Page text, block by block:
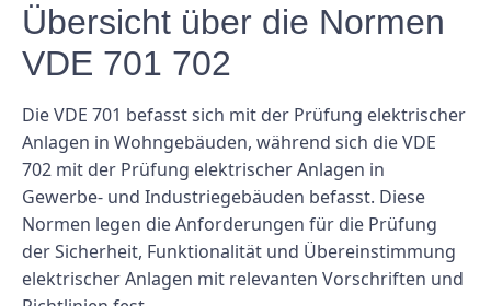
Übersicht über die Normen
VDE 701 702
Die VDE 701 befasst sich mit der Prüfung elektrischer
Anlagen in Wohngebäuden, während sich die VDE
702 mit der Prüfung elektrischer Anlagen in
Gewerbe- und Industriegebäuden befasst. Diese
Normen legen die Anforderungen für die Prüfung
der Sicherheit, Funktionalität und Übereinstimmung
elektrischer Anlagen mit relevanten Vorschriften und